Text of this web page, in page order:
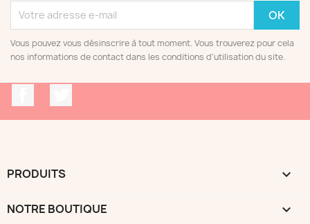
Vous pouvez vous désinscrire à tout moment. Vous trouverez pour cela
nos informations de contact dans les conditions d'utilisation du site.
PRODUITS 
NOTRE BOUTIQUE 